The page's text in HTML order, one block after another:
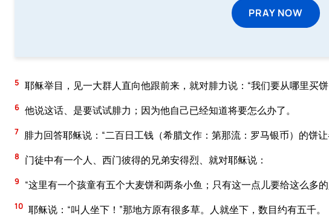
PRAY NOW
5 耶稣举目，见一大群人直向他跟前来，就对腓力说：“我们要从哪里买
6 他说这话、是要试试腓力；因为他自己已经知道将要怎么办了。
7 腓力回答耶稣说：“二百日工钱（希腊文作：第那流：罗马银币）的饼
8 门徒中有一个人、西门彼得的兄弟安得烈、就对耶稣说：
9 “这里有一个孩童有五个大麦饼和两条小鱼；只有这一点儿要给这么多
10 耶稣说：“叫人坐下！”那地方原有很多草。人就坐下，数目约有五千。